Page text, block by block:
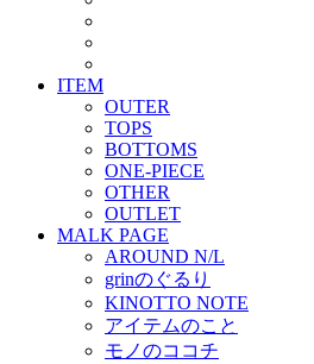
ITEM
OUTER
TOPS
BOTTOMS
ONE-PIECE
OTHER
OUTLET
MALK PAGE
AROUND N/L
grinのぐるり
KINOTTO NOTE
アイテムのこと
モノのココチ